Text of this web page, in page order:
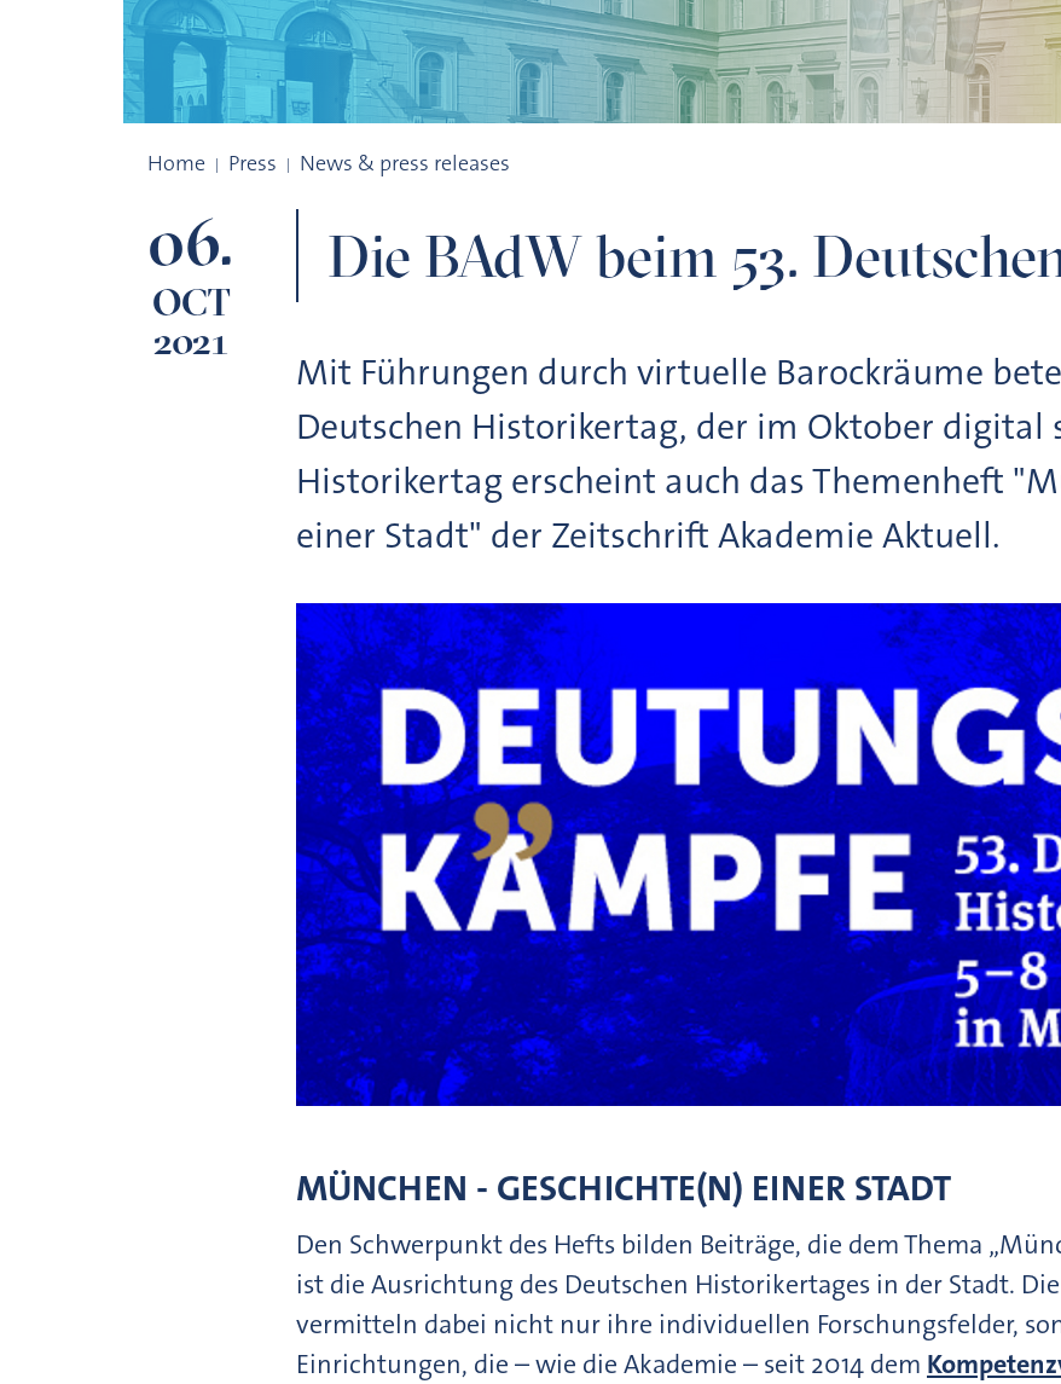
Home Press News & press releases
06.
OCT
2021
Die BAdW beim 53.
Mit Führungen durch virtuelle Barockräume
Deutschen Historikertag, der im Oktober
Historikertag erscheint auch das Themenheft
einer Stadt" der Zeitschrift Akademie Aktuell.
MÜNCHEN - GESCHICHTE(N) EINER STADT
Den Schwerpunkt des Hefts bilden Beiträge, die dem Thema
ist die Ausrichtung des Deutschen Historikertages in der Stadt.
vermitteln dabei nicht nur ihre individuellen Forschungsfelder,
Einrichtungen, die – wie die Akademie – seit 2014 dem